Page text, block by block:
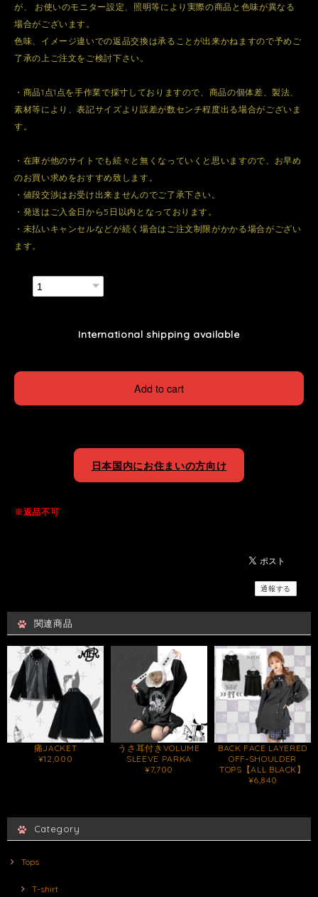
が、 お使いのモニター設定、照明等により実際の商品と色味が異なる
場合がございます。
色味、イメージ違いでの返品交換は承ることが出来かねますので予めご
了承の上ご注文をご検討下さい。
・商品1点1点を手作業で採寸しておりますので、商品の個体差、製法、
素材等により、表記サイズより誤差が数センチ程度出る場合がございま
す。
・在庫が他のサイトでも続々と無くなっていくと思いますので、お早め
のお買い求めをおすすめ致します。
・値段交渉はお受け出来ませんのでご了承下さい。
・発送はご入金日から5日以内となっております。
・未払いキャンセルなどが続く場合はご注文制限がかかる場合がござい
ます。
International shipping available
Add to cart
日本国内にお住まいの方向け
※返品不可
通報する
関連商品
痛JACKET
¥12,000
うさ耳付きVOLUME
SLEEVE PARKA
¥7,700
BACK FACE LAYERED
OFF‐SHOULDER
TOPS【ALL BLACK】
¥6,840
Category
Tops
T-shirt